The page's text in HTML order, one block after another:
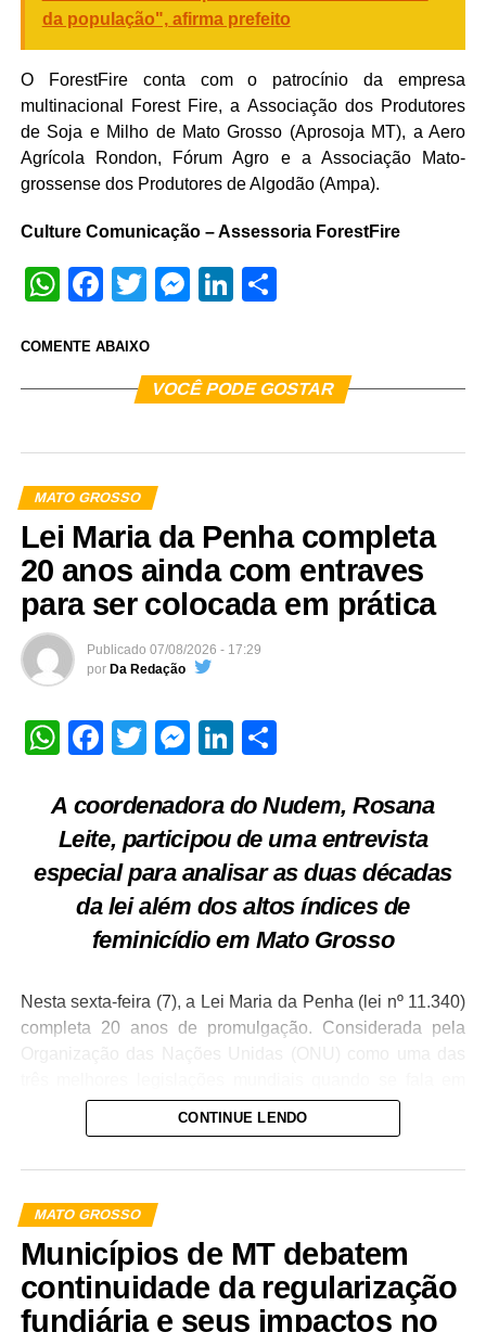
da população", afirma prefeito
O ForestFire conta com o patrocínio da empresa
multinacional Forest Fire, a Associação dos Produtores
de Soja e Milho de Mato Grosso (Aprosoja MT), a Aero
Agrícola Rondon, Fórum Agro e a Associação Mato-
grossense dos Produtores de Algodão (Ampa).
Culture Comunicação – Assessoria ForestFire
WhatsApp
Facebook
TwitterMessenger
LinkedIn
COMENTE ABAIXO
VOCÊ PODE GOSTAR
MATO GROSSO
Lei Maria da Penha completa
20 anos ainda com entraves
para ser colocada em prática
Publicado 07/08/2026 - 17:29
por Da Redação
WhatsApp
Facebook
TwitterMessenger
LinkedIn
A coordenadora do Nudem, Rosana
Leite, participou de uma entrevista
especial para analisar as duas décadas
da lei além dos altos índices de
feminicídio em Mato Grosso
Nesta sexta-feira (7), a Lei Maria da Penha (lei nº 11.340)
completa 20 anos de promulgação. Considerada pela
defesa dos direitos das mulheres, ela ainda enfrenta
muitos entraves para ser colocada em prática.
Grosso, afinal, de acordo com 20º Anuário Brasileiro de
Segurança Pública, divulgado pelo Fórum Brasileiro de
Segurança Pública em julho deste ano, o estado registrou
a terceira maior taxa de feminicídios do país em 2025.
Naquele ano, Mato Grosso teve uma taxa de 2,7
CONTINUE LENDO
MATO GROSSO
Municípios de MT debatem
continuidade da regularização
fundiária e seus impactos no